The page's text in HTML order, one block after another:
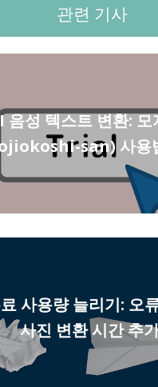
관련 기사
음성 텍스트 변환:
san) 사용
사용량 늘리기: 오
사진 변환 시간 추